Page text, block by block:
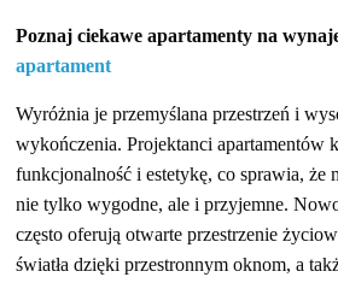
gospodarczą.
Porady
biznesowe
Poznaj ciekawe apartamenty na
apartament
Wyróżnia je przemyślana przestrzeń i
wykończenia. Projektanci apartamentów
funkcjonalność i estetykę, co sprawia, że
nie tylko wygodne, ale i przyjemne.
często oferują otwarte przestrzenie
światła dzięki przestronnym oknom, a